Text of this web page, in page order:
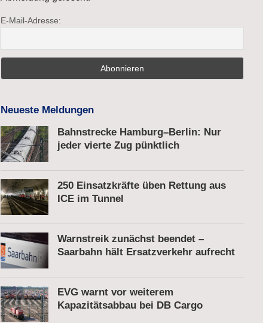
E-Mail-Adresse:
Neueste Meldungen
Bahnstrecke Hamburg–Berlin: Nur
jeder vierte Zug pünktlich
250 Einsatzkräfte üben Rettung aus
ICE im Tunnel
Warnstreik zunächst beendet –
Saarbahn hält Ersatzverkehr aufrecht
EVG warnt vor weiterem
Kapazitätsabbau bei DB Cargo